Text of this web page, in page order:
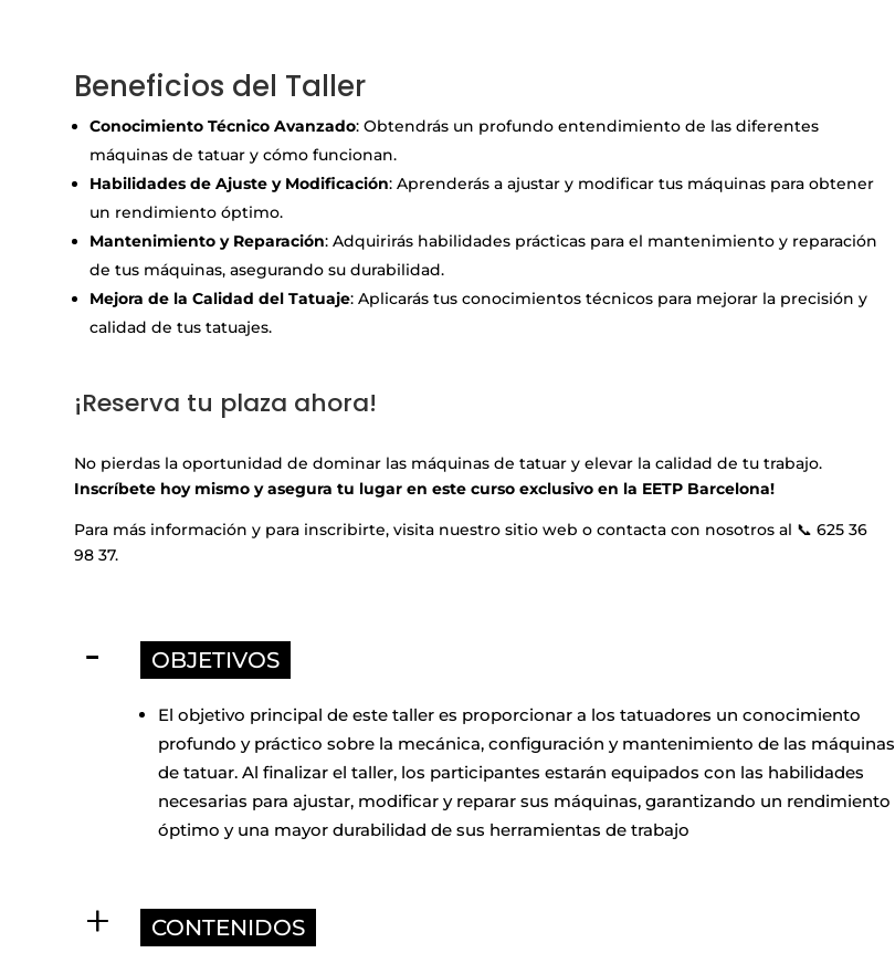
Beneficios del Taller
Conocimiento Técnico Avanzado: Obtendrás un profundo entendimiento de las diferentes
máquinas de tatuar y cómo funcionan.
Habilidades de Ajuste y Modificación: Aprenderás a ajustar y modificar tus máquinas para obtener
un rendimiento óptimo.
Mantenimiento y Reparación: Adquirirás habilidades prácticas para el mantenimiento y reparación
de tus máquinas, asegurando su durabilidad.
Mejora de la Calidad del Tatuaje: Aplicarás tus conocimientos técnicos para mejorar la precisión y
calidad de tus tatuajes.
¡Reserva tu plaza ahora!
No pierdas la oportunidad de dominar las máquinas de tatuar y elevar la calidad de tu trabajo.
Inscríbete hoy mismo y asegura tu lugar en este curso exclusivo en la EETP Barcelona!
Para más información y para inscribirte, visita nuestro sitio web o contacta con nosotros al 📞 625 36
98 37.
OBJETIVOS
El objetivo principal de este taller es proporcionar a los tatuadores un conocimiento
profundo y práctico sobre la mecánica, configuración y mantenimiento de las máquinas
de tatuar. Al finalizar el taller, los participantes estarán equipados con las habilidades
necesarias para ajustar, modificar y reparar sus máquinas, garantizando un rendimiento
óptimo y una mayor durabilidad de sus herramientas de trabajo
CONTENIDOS